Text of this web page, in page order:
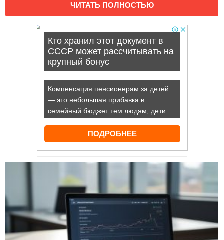
ЧИТАТЬ ПОЛНОСТЬЮ